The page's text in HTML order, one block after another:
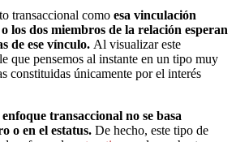
transaccional como esa vinculación
los dos miembros de la relación esperan
de ese vínculo. Al visualizar este
que pensemos al instante en un tipo muy
constituidas únicamente por el interés
enfoque transaccional no se basa
o en el estatus. De hecho, este tipo de